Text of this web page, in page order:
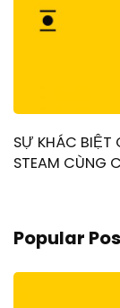
SỰ KHÁC BIỆT
STEAM CÙNG
Popular